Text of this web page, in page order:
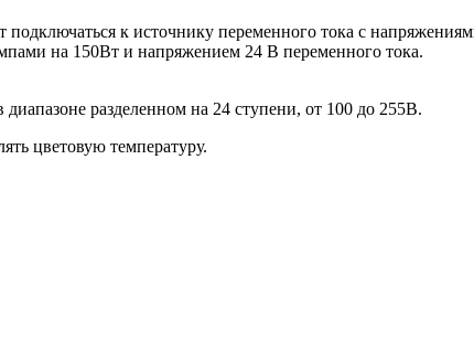
к источнику переменного тока с
на 150Вт и напряжением 24 В переменного тока.
разделенном на 24 ступени, от 100 до 255В.
цветовую температуру.